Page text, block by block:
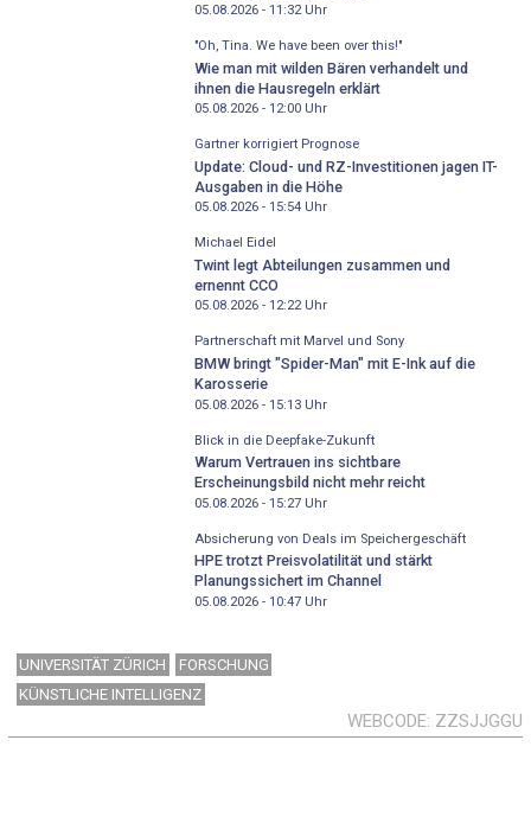
05.08.2026 - 11:32Uhr
"Oh, Tina. We have been over this!"
Wie man mit wilden Bären verhandelt und
ihnen die Hausregeln erklärt
05.08.2026 - 12:00Uhr
Gartner korrigiert Prognose
Update: Cloud- und RZ-Investitionen jagen IT-
Ausgaben in die Höhe
05.08.2026 - 15:54Uhr
Michael Eidel
Twint legt Abteilungen zusammen und
ernennt CCO
05.08.2026 - 12:22Uhr
Partnerschaft mit Marvel und Sony
BMW bringt "Spider-Man" mit E-Ink auf die
Karosserie
05.08.2026 - 15:13Uhr
Blick in die Deepfake-Zukunft
Warum Vertrauen ins sichtbare
Erscheinungsbild nicht mehr reicht
05.08.2026 - 15:27Uhr
Absicherung von Deals im Speichergeschäft
HPE trotzt Preisvolatilität und stärkt
Planungssichert im Channel
05.08.2026 - 10:47Uhr
UNIVERSITÄT ZÜRICH
FORSCHUNG
KÜNSTLICHE INTELLIGENZ
WEBCODE ZZSJJGGU